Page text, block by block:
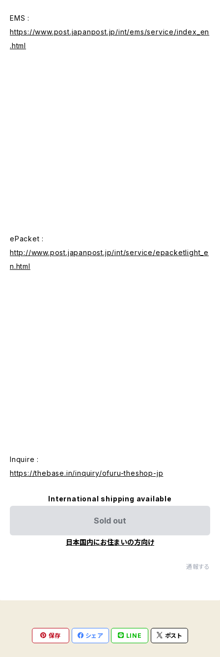
EMS :
https://www.post.japanpost.jp/int/ems/service/index_en
.html
ePacket :
http://www.post.japanpost.jp/int/service/epacketlight_e
n.html
Inquire :
https://thebase.in/inquiry/ofuru-theshop-jp
International shipping available
Sold out
日本国内にお住まいの方向け
通報する
保存 シェア LINE ポスト